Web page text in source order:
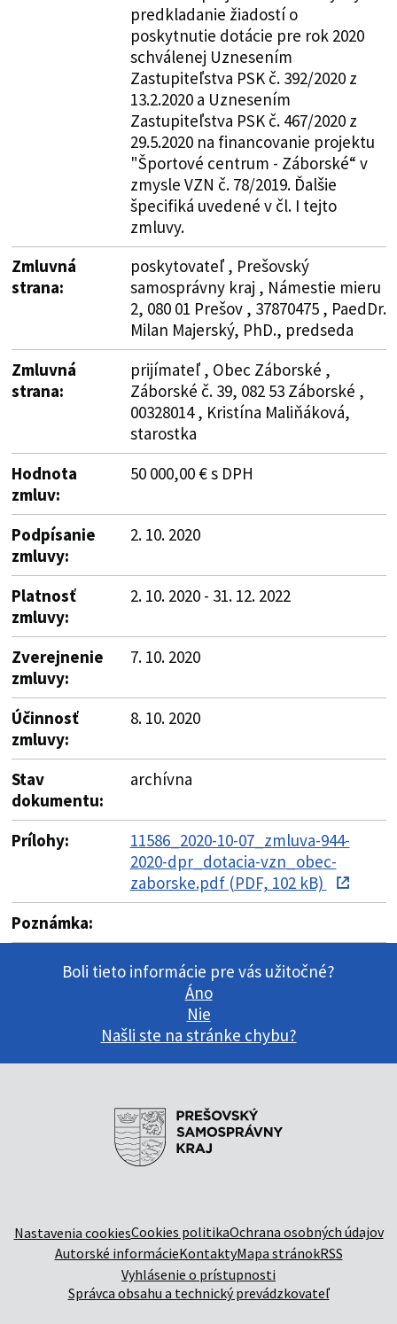
predkladanie žiadostí o
poskytnutie dotácie pre rok 2020
schválenej Uznesením
Zastupiteľstva PSK č. 392/2020 z
13.2.2020 a Uznesením
Zastupiteľstva PSK č. 467/2020 z
29.5.2020 na financovanie projektu
"Športové centrum - Záborské“ v
zmysle VZN č. 78/2019. Ďalšie
špecifiká uvedené v čl. I tejto
zmluvy.
Zmluvná
strana:
poskytovateľ , Prešovský
samosprávny kraj , Námestie mieru
2, 080 01 Prešov , 37870475 , PaedDr.
Milan Majerský, PhD., predseda
Zmluvná
strana:
prijímateľ , Obec Záborské ,
Záborské č. 39, 082 53 Záborské ,
00328014 , Kristína Maliňáková,
starostka
Hodnota
zmluv:
50 000,00 € s DPH
Podpísanie
zmluvy:
2. 10. 2020
Platnosť
zmluvy:
2. 10. 2020 - 31. 12. 2022
Zverejnenie
zmluvy:
7. 10. 2020
Účinnosť
zmluvy:
8. 10. 2020
Stav
dokumentu:
archívna
Prílohy:
11586_2020-10-07_zmluva-944-
2020-dpr_dotacia-vzn_obec-
zaborske.pdf (PDF, 102 kB)
Poznámka:
Boli tieto informácie pre vás užitočné?
Áno
Nie
Našli ste na stránke chybu?
Nastavenia cookiesCookies politikaOchrana osobných údajov
Autorské informácieKontaktyMapa stránokRSS
Vyhlásenie o prístupnosti
Správca obsahu a technický prevádzkovateľ